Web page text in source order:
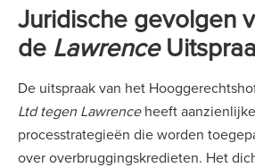
Juridische gevolgen
de Lawrence
De uitspraak van het
Ltd tegen Lawrenceheeft
processtrategieën die worden
over overbruggingskredieten. Het